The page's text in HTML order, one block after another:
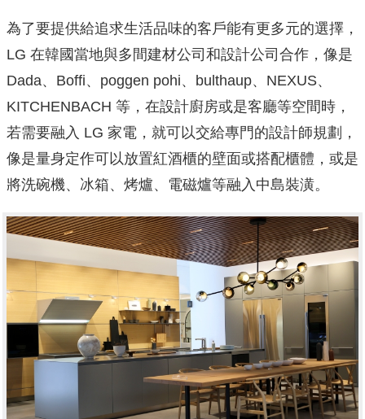
為了要提供給追求生活品味的客戶能有更多元的選擇，
LG 在韓國當地與多間建材公司和設計公司合作，像是
Dada、Boffi、poggen pohi、bulthaup、NEXUS、
KITCHENBACH 等，在設計廚房或是客廳等空間時，
若需要融入 LG 家電，就可以交給專門的設計師規劃，
像是量身定作可以放置紅酒櫃的壁面或搭配櫃體，或是
將洗碗機、冰箱、烤爐、電磁爐等融入中島裝潢。